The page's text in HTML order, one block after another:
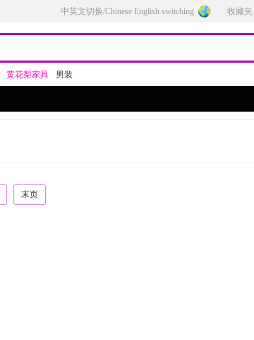
中英文切换/Chinese English switching 收藏夹
黄花梨家具 男装
末页